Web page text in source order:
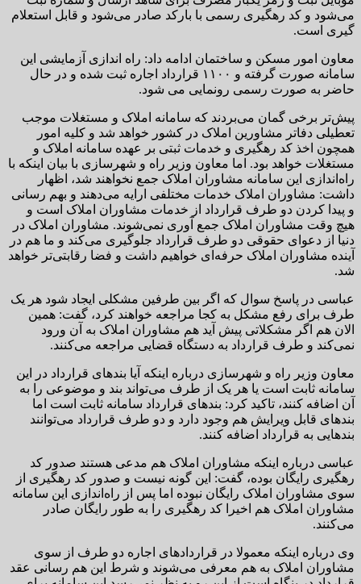
می‌شود و کد رهگیری رسمی با بارکد صادر می‌شود و قابل استعلام
گیری است.
معاون امور مسکن و ساختمان ادامه داد: راه اندازی آزمایشی این
سامانه صورت گرفته و ١١٠٠ قرارداد اجاره ثبت شده و در حال
حاضر به صورت رسمی رونمایی می شود.
پیش‌تر برخی گمان می‌بردند که سامانه املاک و مستغلات موجب
تعطیلی دفاتر مشاورین املاک در کشور خواهد شد و کلیه امور
همچون اخذ کد رهگیری و خدمات ثبتی بر عهده سامانه املاک و
مستغلات خواهد بود. اما معاون وزیر راه و شهرسازی با بیان اینکه با
راه‌اندازی این سامانه مشاوران املاک جمع نخواهند شد، اظهار
داشت: مشاوران املاک خدمات مختلفی ارایه می‌دهند و بهم رسانی
و پیدا کردن دو طرف قرارداد از خدمات مشاوران املاک است و
هیچ وقت مشاوران املاک جمع آوری نمی‌شوند. مشاوران املاک در
دنیا از دعوای حقوقی دو طرف قرارداد جلوگیری می‌کند و ما هم در
آینده مشاوران املاک حرفه‌ای خواهیم داشت و فضا رقابتی‌تر خواهد
شد.
عباسی در پاسخ سوال که اگر بین طرفین مشکلی ایجاد شود هر یک
طرف برای رفع مشکل به کجا مراجعه خواهند کرد، گفت: همین
الان هم اگر مشکلاتی پیش آید هم مشاوران املاک به آن ورود
نمی‌کند و طرف قرارداد به دستگاه قضایی مراجعه می‌کنند.
معاون وزیر راه و شهرسازی درباره اینکه آیا بندهای قرارداد در این
سامانه ثابت است یا هر یک از طرف می‌تواند بند و موضوعی را به
آن اضافه کنند، تاکید کرد: بندهای قرارداد سامانه ثابت است اما
بندهای قابل ویرایش هم وجود دارد و دو طرف قرارداد می‌توانند
بندهایی به قرارداد اضافه کنند.
عباسی درباره اینکه مشاوران املاک هم مدعی هستند صدور کد
رهگیری رایگان بوده، گفت: این گونه نیست و صدور کد رهگیری از
سوی مشاوران املاک رایگان نبوده اما پس از راه‌اندازی این سامانه
مشاوران املاک هم اخیرا کد رهگیری را به طور رایگان صادر
می‌کنند.
وی درباره اینکه معمولا در قراردادهای اجاره دو طرف از سوی
مشاوران املاک به هم معرفی می‌شوند و شرط این هم رسانی عقد